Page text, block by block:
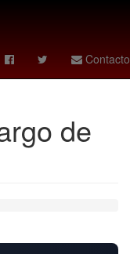
Contacto
de